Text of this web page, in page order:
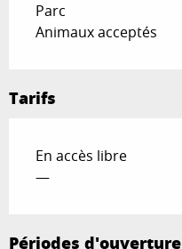
Parc
Animaux acceptés
Tarifs
En accès libre
—
Périodes d'ouverture